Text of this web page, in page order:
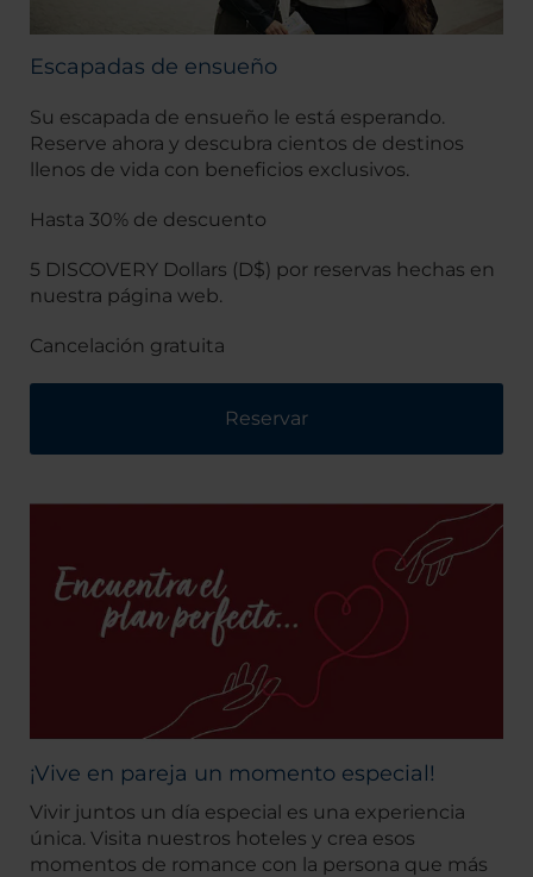
Escapadas de ensueño
Su escapada de ensueño le está esperando.
Reserve ahora y descubra cientos de destinos
llenos de vida con beneficios exclusivos.
Hasta 30% de descuento
5 DISCOVERY Dollars (D$) por reservas hechas en
nuestra página web.
Cancelación gratuita
Reservar
¡Vive en pareja un momento especial!
Vivir juntos un día especial es una experiencia
única. Visita nuestros hoteles y crea esos
momentos de romance con la persona que más